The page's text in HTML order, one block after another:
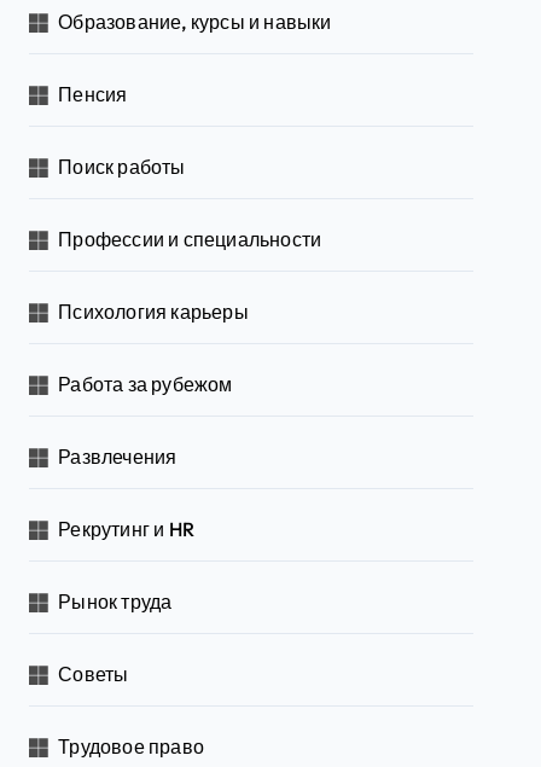
Образование, курсы и навыки
Пенсия
Поиск работы
Профессии и специальности
Психология карьеры
Работа за рубежом
Развлечения
Рекрутинг и HR
Рынок труда
Советы
Трудовое право